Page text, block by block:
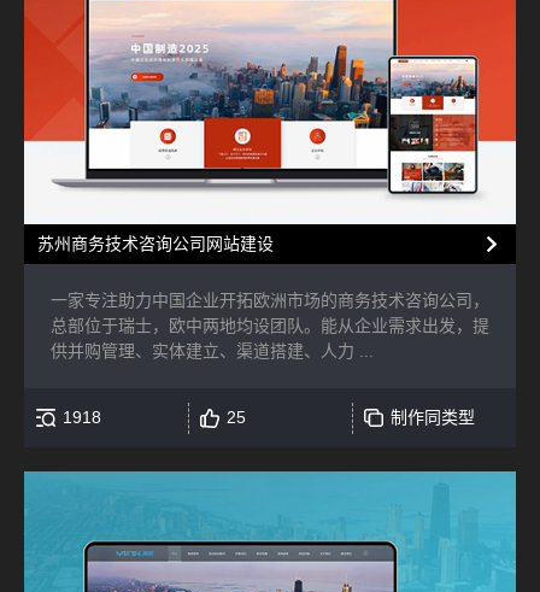
苏州商务技术咨询公司网站建设
一家专注助力中国企业开拓欧洲市场的商务技术咨询公司，
总部位于瑞士，欧中两地均设团队。能从企业需求出发，提
供并购管理、实体建立、渠道搭建、人力 ...
1918 25 制作同类型